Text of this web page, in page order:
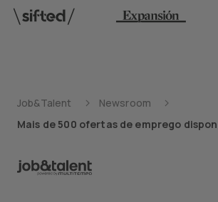
Job&Talent
Newsroom